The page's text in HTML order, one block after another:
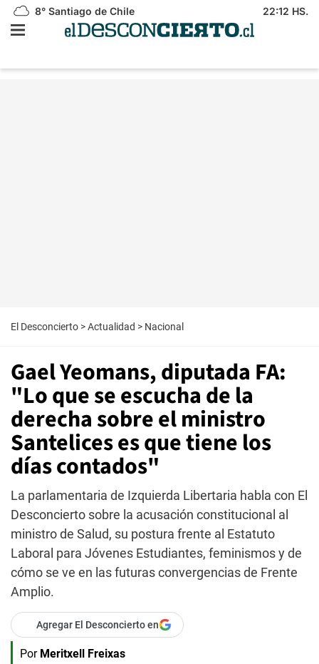
8° Santiago de Chile 22:12 HS.
El Desconcierto >Actualidad > Nacional
Gael Yeomans, diputada FA:
"Lo que se escucha de la
derecha sobre el ministro
Santelices es que tiene los
días contados"
La parlamentaria de Izquierda Libertaria habla con El
Desconcierto sobre la acusación constitucional al
ministro de Salud, su postura frente al Estatuto
Laboral para Jóvenes Estudiantes, feminismos y de
cómo se ve en las futuras convergencias de Frente
Amplio.
Agregar El Desconcierto en
Por Meritxell Freixas